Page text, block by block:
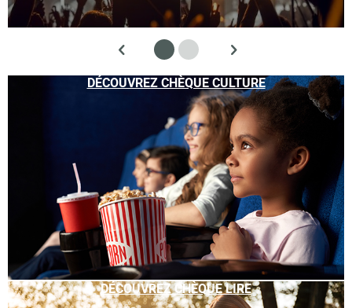
DÉCOUVREZ CHÈQUE CULTURE
DÉCOUVREZ CHÈQUE LIRE